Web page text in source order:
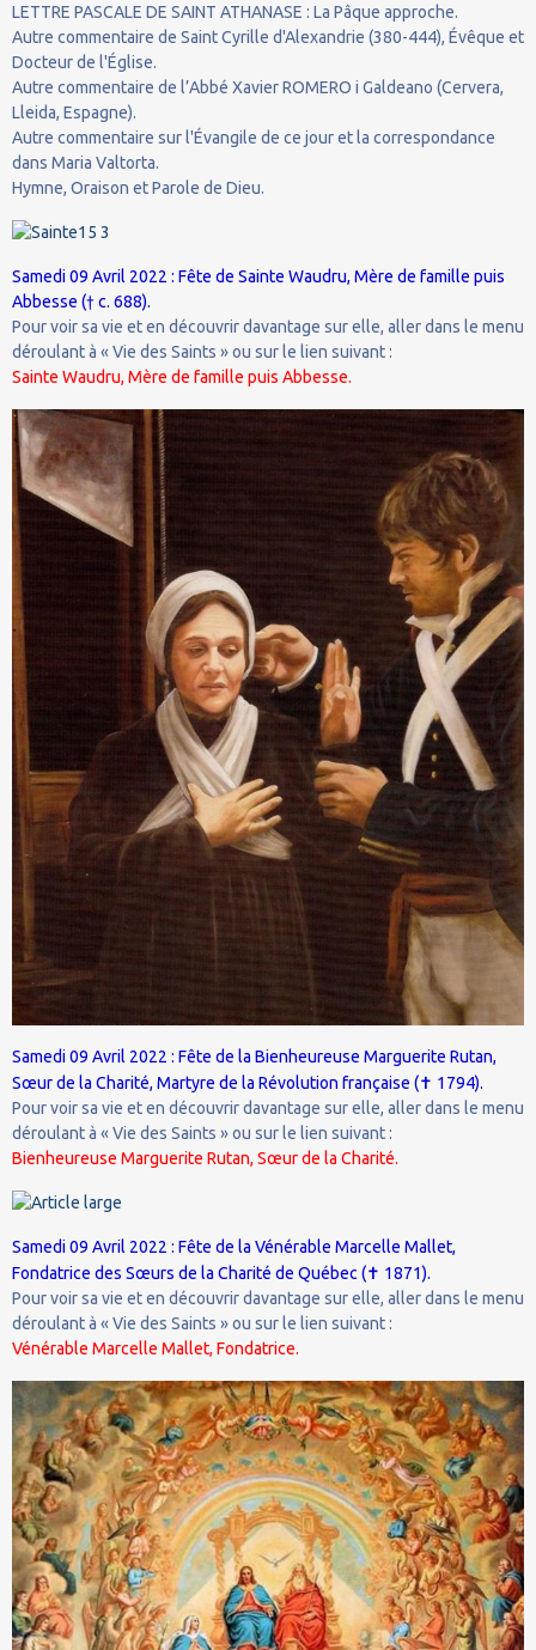
LETTRE PASCALE DE SAINT ATHANASE : La Pâque approche.
Autre commentaire de Saint Cyrille d'Alexandrie (380-444), Évêque et
Docteur de l'Église.
Autre commentaire de l’Abbé Xavier ROMERO i Galdeano (Cervera,
Lleida, Espagne).
Autre commentaire sur l'Évangile de ce jour et la correspondance
dans Maria Valtorta.
Hymne, Oraison et Parole de Dieu.
Samedi 09 Avril 2022 : Fête de Sainte Waudru, Mère de famille puis
Abbesse († c. 688).
Pour voir sa vie et en découvrir davantage sur elle, aller dans le menu
déroulant à « Vie des Saints » ou sur le lien suivant :
Sainte Waudru, Mère de famille puis Abbesse.
Samedi 09 Avril 2022 : Fête de la Bienheureuse Marguerite Rutan,
Sœur de la Charité, Martyre de la Révolution française (✝ 1794).
Pour voir sa vie et en découvrir davantage sur elle, aller dans le menu
déroulant à « Vie des Saints » ou sur le lien suivant :
Bienheureuse Marguerite Rutan, Sœur de la Charité.
Samedi 09 Avril 2022 : Fête de la Vénérable Marcelle Mallet,
Fondatrice des Sœurs de la Charité de Québec (✝ 1871).
Pour voir sa vie et en découvrir davantage sur elle, aller dans le menu
déroulant à « Vie des Saints » ou sur le lien suivant :
Vénérable Marcelle Mallet, Fondatrice.